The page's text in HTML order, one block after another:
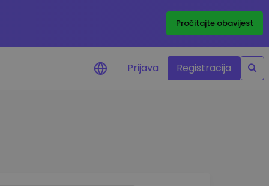
Pročitajte obavijest
Prijava Registracija